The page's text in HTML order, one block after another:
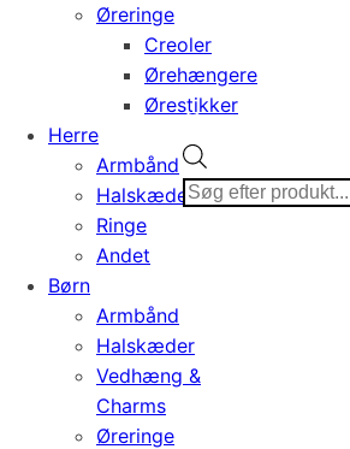
Øreringe
Creoler
Ørehængere
Ørestikker
Herre
Armbånd
Halskæder
Ringe
Andet
Børn
Armbånd
Halskæder
Vedhæng &
Charms
Øreringe
search